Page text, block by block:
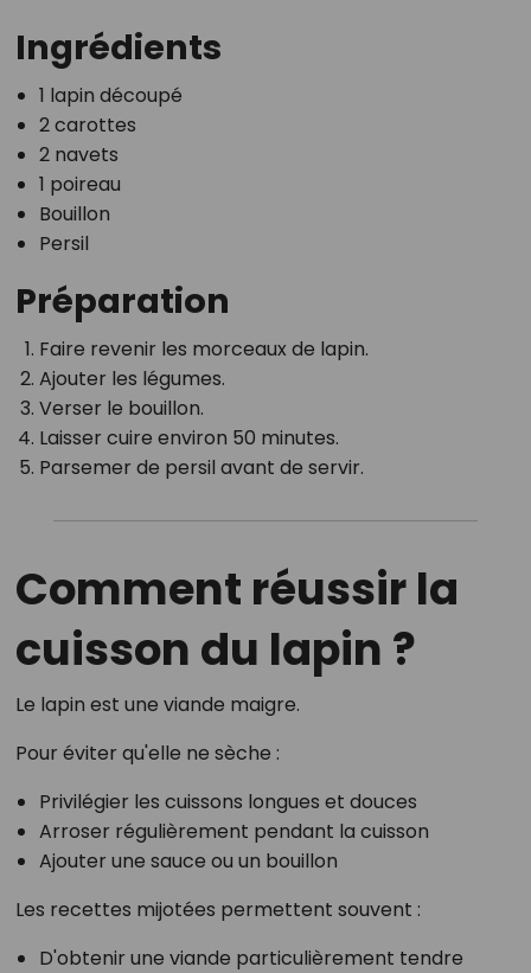
Ingrédients
1 lapin découpé
2 carottes
2 navets
1 poireau
Bouillon
Persil
Préparation
Faire revenir les morceaux de lapin.
Ajouter les légumes.
Verser le bouillon.
Laisser cuire environ 50 minutes.
Parsemer de persil avant de servir.
Comment réussir la
cuisson du lapin ?
Le lapin est une viande maigre.
Pour éviter qu'elle ne sèche :
Privilégier les cuissons longues et douces
Arroser régulièrement pendant la cuisson
Ajouter une sauce ou un bouillon
Les recettes mijotées permettent souvent :
D'obtenir une viande particulièrement tendre